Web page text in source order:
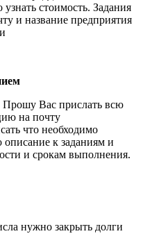
стоимость. Задания
и название предприятия
Прошу Вас прислать всю
на почту
что необходимо
к заданиям и
и срокам выполнения.
нужно закрыть долги